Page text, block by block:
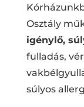
Osztály
igénylő,
fulladás,
súlyos